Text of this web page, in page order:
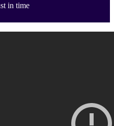
in time